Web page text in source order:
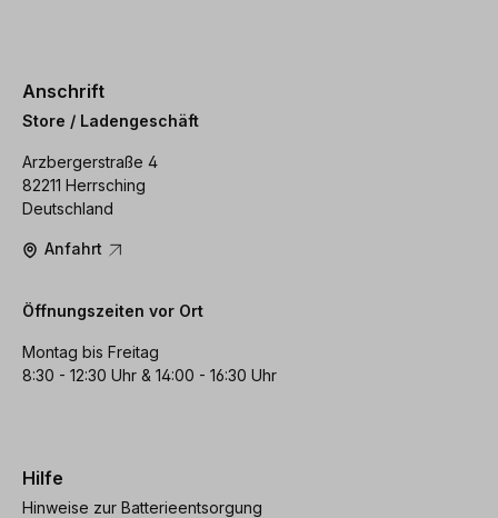
Anschrift
Store / Ladengeschäft
Arzbergerstraße 4
82211 Herrsching
Deutschland
Anfahrt
Öffnungszeiten vor Ort
Montag bis Freitag
8:30 - 12:30 Uhr & 14:00 - 16:30 Uhr
Hilfe
Hinweise zur Batterieentsorgung